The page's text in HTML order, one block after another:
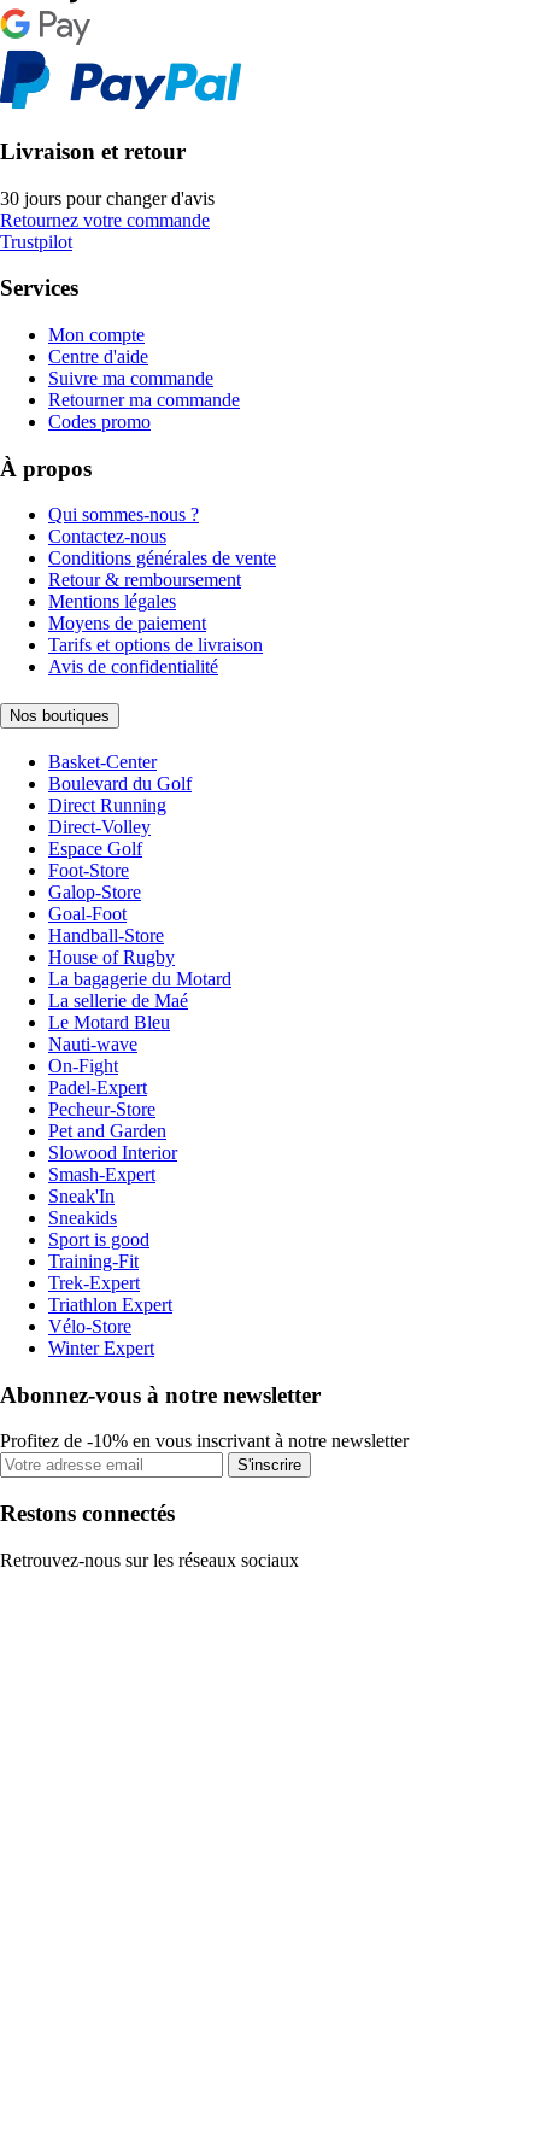
Livraison et retour
30 jours pour changer d'avis
Retournez votre commande
Trustpilot
Services
Mon compte
Centre d'aide
Suivre ma commande
Retourner ma commande
Codes promo
À propos
Qui sommes-nous ?
Contactez-nous
Conditions générales de vente
Retour & remboursement
Mentions légales
Moyens de paiement
Tarifs et options de livraison
Avis de confidentialité
Nos boutiques
Basket-Center
Boulevard du Golf
Direct Running
Direct-Volley
Espace Golf
Foot-Store
Galop-Store
Goal-Foot
Handball-Store
House of Rugby
La bagagerie du Motard
La sellerie de Maé
Le Motard Bleu
Nauti-wave
On-Fight
Padel-Expert
Pecheur-Store
Pet and Garden
Slowood Interior
Smash-Expert
Sneak'In
Sneakids
Sport is good
Training-Fit
Trek-Expert
Triathlon Expert
Vélo-Store
Winter Expert
Abonnez-vous à notre newsletter
Profitez de -10% en vous inscrivant à notre newsletter
S'inscrire
Restons connectés
Retrouvez-nous sur les réseaux sociaux